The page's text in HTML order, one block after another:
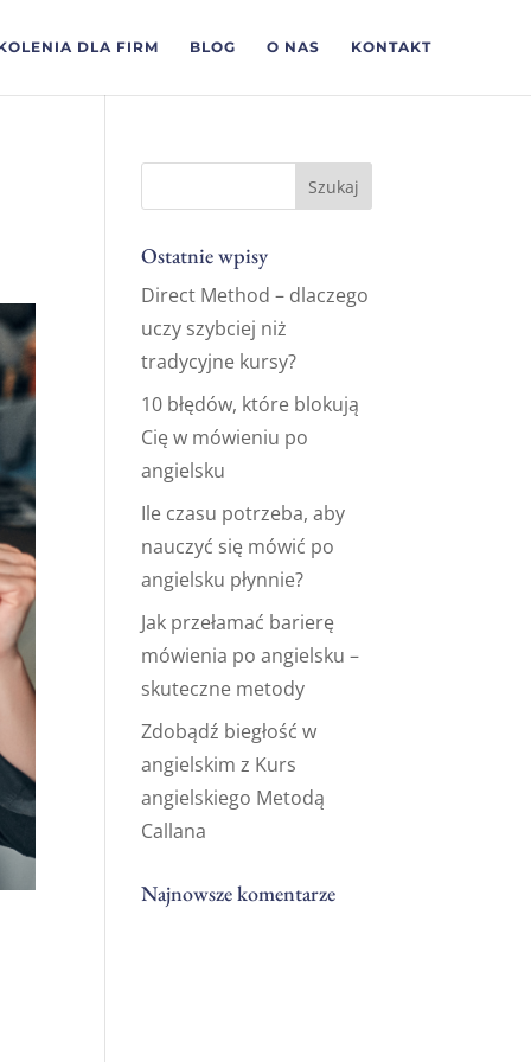
DLA FIRM BLOG O NAS KONTAKT
Ostatnie wpisy
Direct Method – dlaczego
uczy szybciej niż
tradycyjne kursy?
10 błędów, które blokują
Cię w mówieniu po
angielsku
Ile czasu potrzeba, aby
nauczyć się mówić po
angielsku płynnie?
Jak przełamać barierę
mówienia po angielsku –
skuteczne metody
Zdobądź biegłość w
angielskim z Kurs
angielskiego Metodą
Callana
Najnowsze komentarze